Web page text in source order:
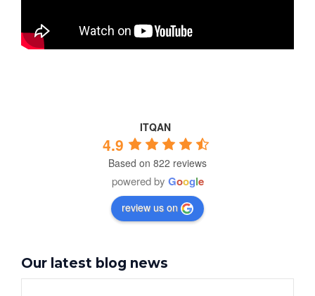
ITQAN
4.9
Based on 822 reviews
powered by Google
review us on
Our latest blog news